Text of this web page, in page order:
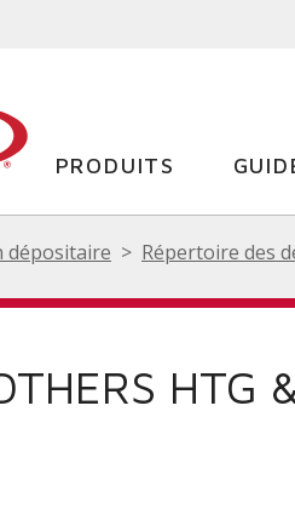
PRODUITS
dépositaire Répertoire des
HTG